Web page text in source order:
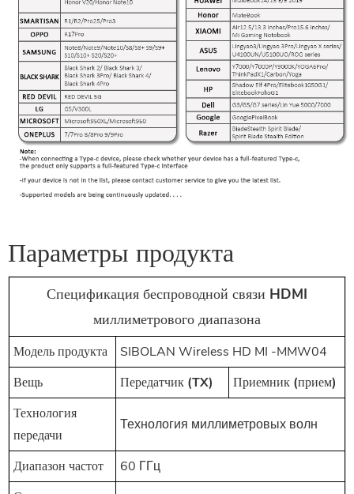
Параметры продукта
Спецификация беспроводной связи HDMI
миллиметрового диапазона
Модель продукта SIBOLAN Wireless HD MI -MMW04
Вещь
Передатчик (TX)
Приемник (прием)
Технология
передачи
Технология миллиметровых волн
Диапазон частот
60 ГГц